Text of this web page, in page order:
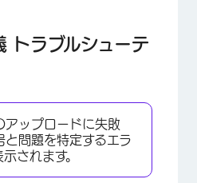
×
トラブルシューテ
アップロードに失敗
と問題を特定するエラ
されます。